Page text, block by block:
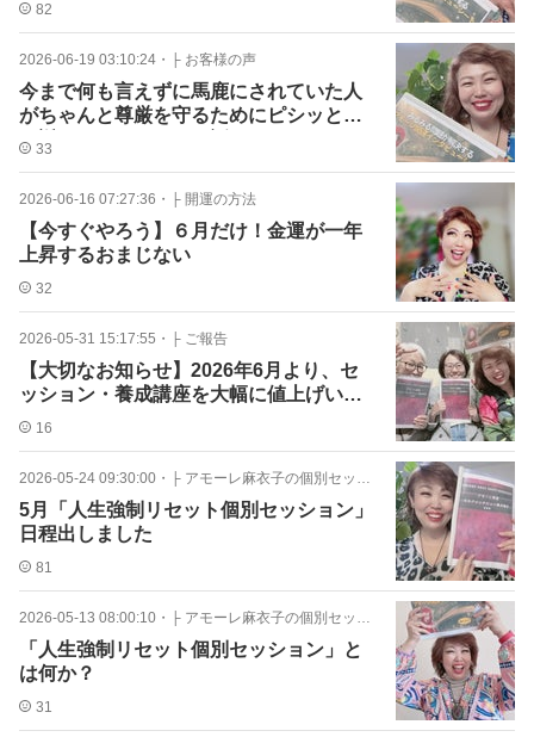
82
2026-06-19 03:10:24 ・ ├ お客様の声
今まで何も言えずに馬鹿にされていた人
がちゃんと尊厳を守るためにピシッと言
い返せたスカッとする話
33
2026-06-16 07:27:36 ・ ├ 開運の方法
【今すぐやろう】６月だけ！金運が一年
上昇するおまじない
32
2026-05-31 15:17:55 ・ ├ ご報告
【大切なお知らせ】2026年6月より、セ
ッション・養成講座を大幅に値上げいた
します。
16
2026-05-24 09:30:00 ・ ├ アモーレ麻衣子の個別セッション
5月「人生強制リセット個別セッション」
日程出しました
81
2026-05-13 08:00:10 ・ ├ アモーレ麻衣子の個別セッション
「人生強制リセット個別セッション」と
は何か？
31